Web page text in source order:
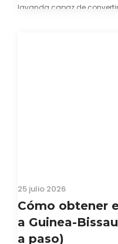
lavanda capaz de
25 julio 2026
Cómo obtener
a Guinea-
a paso)